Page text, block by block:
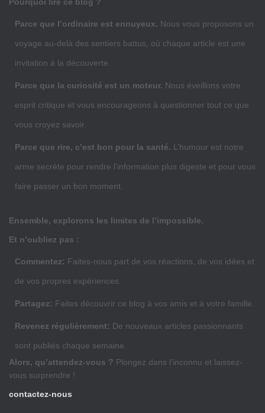
Parce que l’ordinaire est ennuyeux. Nous vous proposons un
voyage au-delà des sentiers battus, où chaque article est une
invitation à la découverte.
Parce que la curiosité est un moteur. Nous éveillons votre
esprit critique et vous encourageons à questionner tout ce que
vous croyez savoir.
Parce que rire, c’est bon pour la santé. L’humour est notre
arme secrète pour rendre l’information plus digeste et pour vous
faire passer un bon moment.
Ensemble, explorons les limites de l’impossible.
Et n’oubliez pas :
Commentez: Faites-nous part de vos réactions, de vos idées et
de vos propres expériences.
Partagez: Faites découvrir ce blog à vos amis et à votre famille.
Revenez régulièrement: De nouveaux articles passionnants
sont publiés chaque semaine.
Alors, qu’attendez-vous ? Plongez dans l’inconnu et laissez-
vous surprendre !
contactez-nous